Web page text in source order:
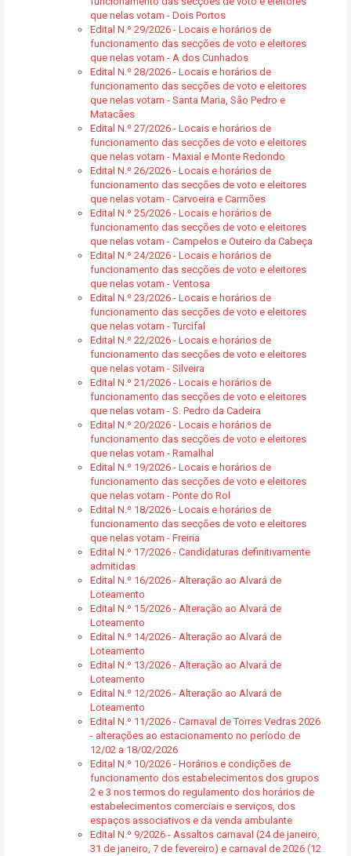
que nelas votam - Dois Portos
Edital N.º 29/2026 - Locais e horários de
funcionamento das secções de voto e eleitores
que nelas votam - A dos Cunhados
Edital N.º 28/2026 - Locais e horários de
funcionamento das secções de voto e eleitores
que nelas votam - Santa Maria, São Pedro e
Matacães
Edital N.º 27/2026 - Locais e horários de
funcionamento das secções de voto e eleitores
que nelas votam - Maxial e Monte Redondo
Edital N.º 26/2026 - Locais e horários de
funcionamento das secções de voto e eleitores
que nelas votam - Carvoeira e Carmões
Edital N.º 25/2026 - Locais e horários de
funcionamento das secções de voto e eleitores
que nelas votam - Campelos e Outeiro da Cabeça
Edital N.º 24/2026 - Locais e horários de
funcionamento das secções de voto e eleitores
que nelas votam - Ventosa
Edital N.º 23/2026 - Locais e horários de
funcionamento das secções de voto e eleitores
que nelas votam - Turcifal
Edital N.º 22/2026 - Locais e horários de
funcionamento das secções de voto e eleitores
que nelas votam - Silveira
Edital N.º 21/2026 - Locais e horários de
funcionamento das secções de voto e eleitores
que nelas votam - S. Pedro da Cadeira
Edital N.º 20/2026 - Locais e horários de
funcionamento das secções de voto e eleitores
que nelas votam - Ramalhal
Edital N.º 19/2026 - Locais e horários de
funcionamento das secções de voto e eleitores
que nelas votam - Ponte do Rol
Edital N.º 18/2026 - Locais e horários de
funcionamento das secções de voto e eleitores
que nelas votam - Freiria
Edital N.º 17/2026 - Candidaturas definitivamente
admitidas
Edital N.º 16/2026 - Alteração ao Alvará de
Loteamento
Edital N.º 15/2026 - Alteração ao Alvará de
Loteamento
Edital N.º 14/2026 - Alteração ao Alvará de
Loteamento
Edital N.º 13/2026 - Alteração ao Alvará de
Loteamento
Edital N.º 12/2026 - Alteração ao Alvará de
Loteamento
Edital N.º 11/2026 - Carnaval de Torres Vedras 2026
- alterações ao estacionamento no período de
12/02 a 18/02/2026
Edital N.º 10/2026 - Horários e condições de
funcionamento dos estabelecimentos dos grupos
2 e 3 nos termos do regulamento dos horários de
estabelecimentos comerciais e serviços, dos
espaços associativos e da venda ambulante
Edital N.º 9/2026 - Assaltos carnaval (24 de janeiro,
31 de janeiro, 7 de fevereiro) e carnaval de 2026 (12